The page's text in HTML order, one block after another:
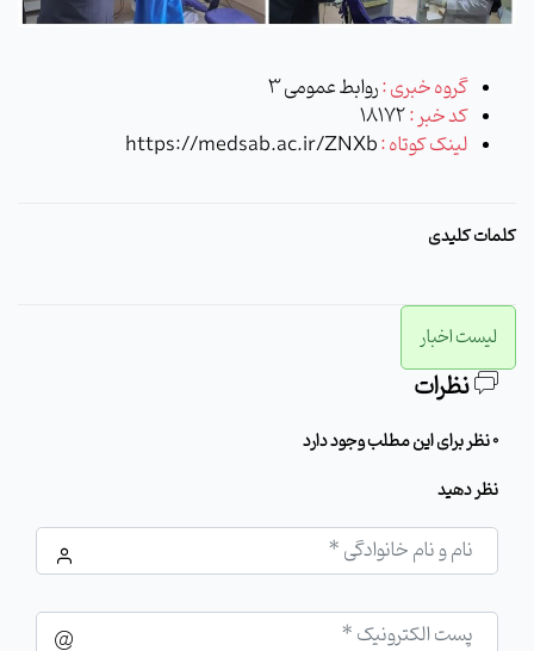
گروه خبری :روابط عمومی 3
کد خبر :18172
لینک کوتاه :https://medsab.ac.ir/ZNXb
کلمات کلیدی
لیست اخبار
نظرات
0 نظر برای این مطلب وجود دارد
نظر دهید